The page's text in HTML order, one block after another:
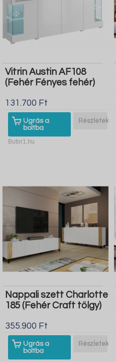
Vitrin Austin AF108
(Fehér Fényes fehér)
131.700 Ft
Ugrás a
boltba
Részletek
Butor1.hu
Nappali szett Charlotte
185 (Fehér Craft tölgy)
355.900 Ft
Ugrás a
boltba
Részletek